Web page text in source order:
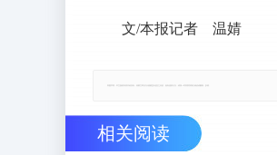
文/本报记者 温婧
相关阅读